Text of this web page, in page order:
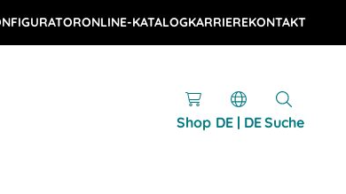
ONLINE-KATALOGKARRIEREKONTAKT
Shop DE | DESuche